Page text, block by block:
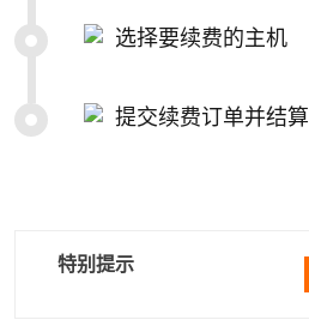
选择要续费的主机
提交续费订单并结算
特别提示